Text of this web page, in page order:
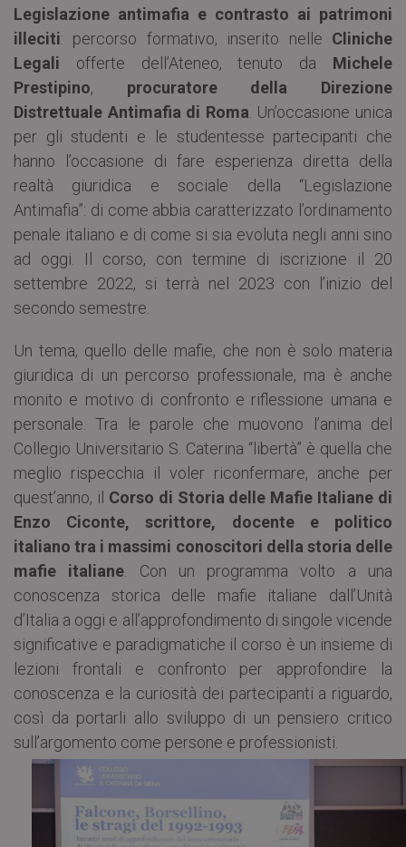
Legislazione antimafia e contrasto ai patrimoni
illeciti: percorso formativo, inserito nelle Cliniche
Legali offerte dell’Ateneo, tenuto da Michele
Prestipino, procuratore della Direzione
Distrettuale Antimafia di Roma . Un’occasione unica
per gli studenti e le studentesse partecipanti che
hanno l’occasione di fare esperienza diretta della
realtà giuridica e sociale della “Legislazione
Antimafia”: di come abbia caratterizzato l’ordinamento
penale italiano e di come si sia evoluta negli anni sino
ad oggi. Il corso, con termine di iscrizione il 20
settembre 2022, si terrà nel 2023 con l’inizio del
secondo semestre.
Un tema, quello delle mafie, che non è solo materia
giuridica di un percorso professionale, ma è anche
monito e motivo di confronto e riflessione umana e
personale. Tra le parole che muovono l’anima del
Collegio Universitario S. Caterina “libertà” è quella che
meglio rispecchia il voler riconfermare, anche per
quest’anno, il Corso di Storia delle Mafie Italiane di
Enzo Ciconte, scrittore, docente e politico
italiano tra i massimi conoscitori della storia delle
mafie italiane . Con un programma volto a una
conoscenza storica delle mafie italiane dall’Unità
d’Italia a oggi e all’approfondimento di singole vicende
significative e paradigmatiche il corso è un insieme di
lezioni frontali e confronto per approfondire la
conoscenza e la curiosità dei partecipanti a riguardo,
così da portarli allo sviluppo di un pensiero critico
sull’argomento come persone e professionisti.